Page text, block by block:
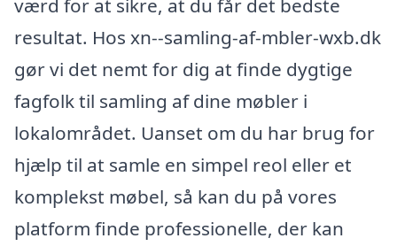
værd for at sikre, at du får det bedste
resultat. Hos xn--samling-af-mbler-wxb.dk
gør vi det nemt for dig at finde dygtige
fagfolk til samling af dine møbler i
lokalområdet. Uanset om du har brug for
hjælp til at samle en simpel reol eller et
komplekst møbel, så kan du på vores
platform finde professionelle, der kan